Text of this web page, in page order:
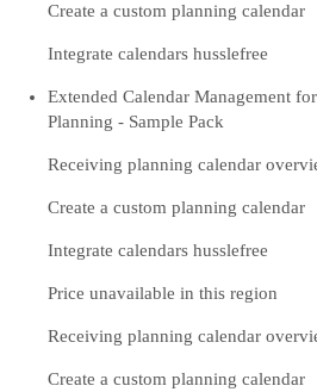
Create a custom planning calendar
Integrate calendars husslefree
Extended Calendar Management
Planning - Sample Pack
Receiving planning calendar
Create a custom planning calendar
Integrate calendars husslefree
Price unavailable in this region
Receiving planning calendar
Create a custom planning calendar